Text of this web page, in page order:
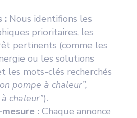
:Nous identifions les
prioritaires, les
pertinents (comme les
ou les solutions
les mots-clés recherchés
pompe à chaleur”,
chaleur”).
:Chaque annonce